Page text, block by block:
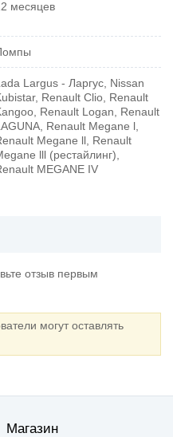
месяцев
Largus - Ларгус, Nissan
Renault Clio, Renault
Renault Logan, Renault
Renault Megane l,
Megane ll, Renault
lll (рестайлинг),
MEGANE IV
отзыв первым
могут оставлять
Магазин